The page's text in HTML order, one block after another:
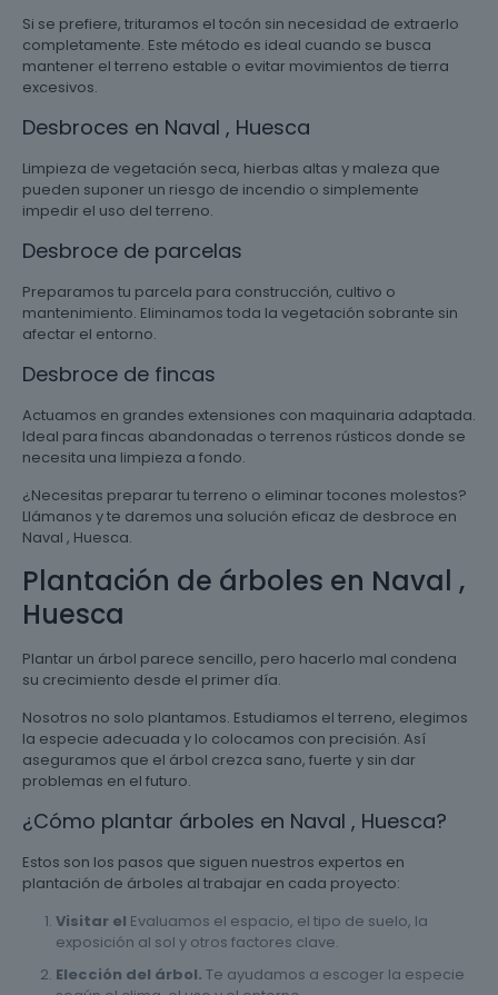
Si se prefiere, trituramos el tocón sin necesidad de extraerlo
completamente. Este método es ideal cuando se busca
mantener el terreno estable o evitar movimientos de tierra
excesivos.
Desbroces en Naval , Huesca
Limpieza de vegetación seca, hierbas altas y maleza que
pueden suponer un riesgo de incendio o simplemente
impedir el uso del terreno.
Desbroce de parcelas
Preparamos tu parcela para construcción, cultivo o
mantenimiento. Eliminamos toda la vegetación sobrante sin
afectar el entorno.
Desbroce de fincas
Actuamos en grandes extensiones con maquinaria adaptada.
Ideal para fincas abandonadas o terrenos rústicos donde se
necesita una limpieza a fondo.
¿Necesitas preparar tu terreno o eliminar tocones molestos?
Llámanos y te daremos una solución eficaz de desbroce en
Naval , Huesca.
Plantación de árboles en Naval ,
Huesca
Plantar un árbol parece sencillo, pero hacerlo mal condena
su crecimiento desde el primer día.
Nosotros no solo plantamos. Estudiamos el terreno, elegimos
la especie adecuada y lo colocamos con precisión. Así
aseguramos que el árbol crezca sano, fuerte y sin dar
problemas en el futuro.
¿Cómo plantar árboles en Naval , Huesca?
Estos son los pasos que siguen nuestros expertos en
plantación de árboles al trabajar en cada proyecto:
Visitar el Evaluamos el espacio, el tipo de suelo, la
exposición al sol y otros factores clave.
Elección del árbol. Te ayudamos a escoger la especie